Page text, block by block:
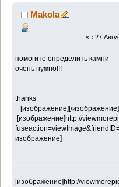
Makola
« : 27
помогите определить камни
очень нужно!!!
thanks
[изображение][/изображение]
[изображение]http://
изображение]
[изображение]http://